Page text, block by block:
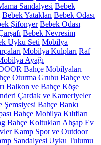
Sandalyesi Bebek
Bebek Yatakları Bebek Odası
Şifonyer Bebek Odası
Bebek Nevresim
Uyku Seti Mobilya
Mobilya Kulpları Raf
Ayağı
Bahçe Mobilyaları
Oturma Grubu Bahçe ve
Balkon ve Bahçe Köşe
Çardak ve Kameriyeler
Şemsiyesi Bahçe Bankı
Bahçe Mobilya Kılıfları
Bahçe Koltukları Ahşap Ev
Kamp Spor ve Outdoor
Sandalyesi Uyku Tulumu